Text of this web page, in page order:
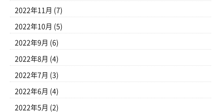
2022年11月 (7)
2022年10月 (5)
2022年9月 (6)
2022年8月 (4)
2022年7月 (3)
2022年6月 (4)
2022年5月 (2)